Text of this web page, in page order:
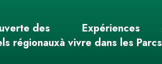
des
régionaux
Expériences
à vivre dans les Parcs